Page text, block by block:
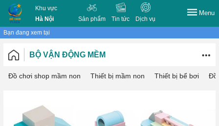
Khu vực
Hà Nội
Sản phẩm Tin tức Dịch vụ
Menu
Bạn đang xem tại
BỘ VẬN ĐỘNG MỀM
Đồ chơi shop mầm non Thiết bị mầm non Thiết bị bể bơi Đồ